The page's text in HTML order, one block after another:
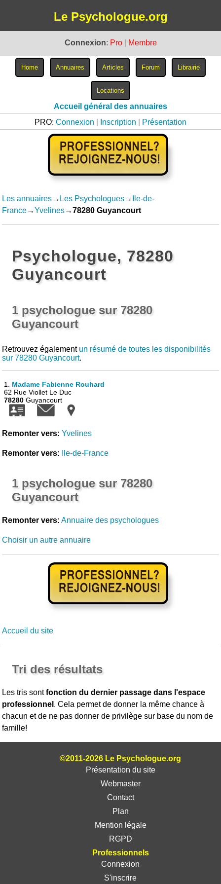
Le Psychologue.org
Connexion: Pro Membre
Accueil général des annuaires
PRO: Connexion Inscription Présentation
Les annuaires→ Les Psychologues→
Ile-de-
France→Yvelines→78280 Guyancourt
Psychologue, 78280
Guyancourt
1 psychologue sur 78280
Guyancourt
Retrouvez également un résumé de toutes les disponibilités
sur 78280 Guyancourt.
1. Madame Fabienne Rouhard
62 Rue Viollet Le Duc
78280 Guyancourt
Remonter vers: Yvelines
Remonter vers: Ile-de-France
1 psychologue sur 78280
Guyancourt
Remonter vers: Annuaire des psychologues
Choisir un autre annuaire
Accueil du site
Tri des résultats
Les tris sontfonction du dernier passage dans l'espace
professionnel . Cela permet de donner la même chance à
chacun et de ne pas donner de privilège sur base du nom de
famille!
©2011-2026 Le Psychologue.org
Présentation du site
Webmaster
Contact
Plan
Mention légale
RGPD
Professionnels
Connexion
S'inscrire